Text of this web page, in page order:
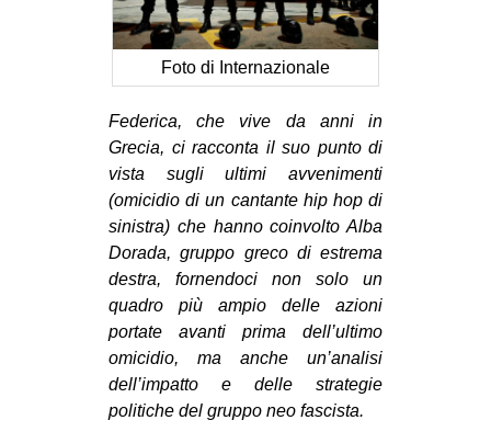
MOVIMENTI
AMBIENTE
ANTIFASCISMO
DIRITTO ALL’ABITARE
GENERI
MIGRAZIONI
REPRESSIONE
STUDENTI
CULTURE
Foto di Internazionale
Federica, che vive da anni in
Grecia, ci racconta il suo punto di
vista sugli ultimi avvenimenti
(omicidio di un cantante hip hop di
sinistra) che hanno coinvolto Alba
Dorada, gruppo greco di estrema
destra, fornendoci non solo un
quadro più ampio delle azioni
portate avanti prima dell’ultimo
omicidio, ma anche un’analisi
dell’impatto e delle strategie
politiche del gruppo neo fascista.